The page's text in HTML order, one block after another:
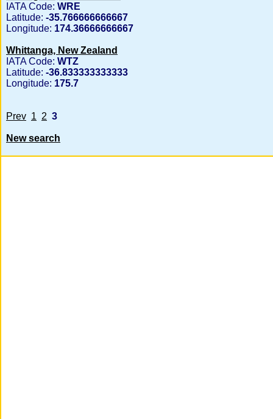
IATA Code: WRE
Latitude: -35.766666666667
Longitude: 174.36666666667
Whittanga, New Zealand
IATA Code: WTZ
Latitude: -36.833333333333
Longitude: 175.7
Prev 1 2 3
New search